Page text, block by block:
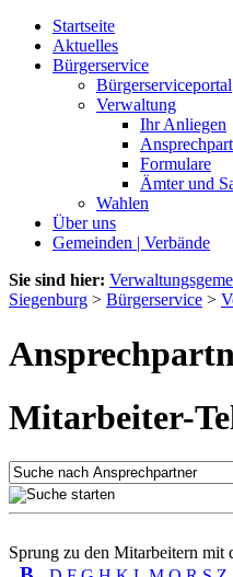
Startseite
Aktuelles
Bürgerservice
Bürgerserviceportal
Verwaltung
Ihr Anliegen
Formulare
Ämter und
Wahlen
Über uns
Gemeinden | Verbände
Sie sind hier:
Siegenburg > Bürgerservice >
Mitarbeiter-
Sprung zu den Mitarbeitern mit